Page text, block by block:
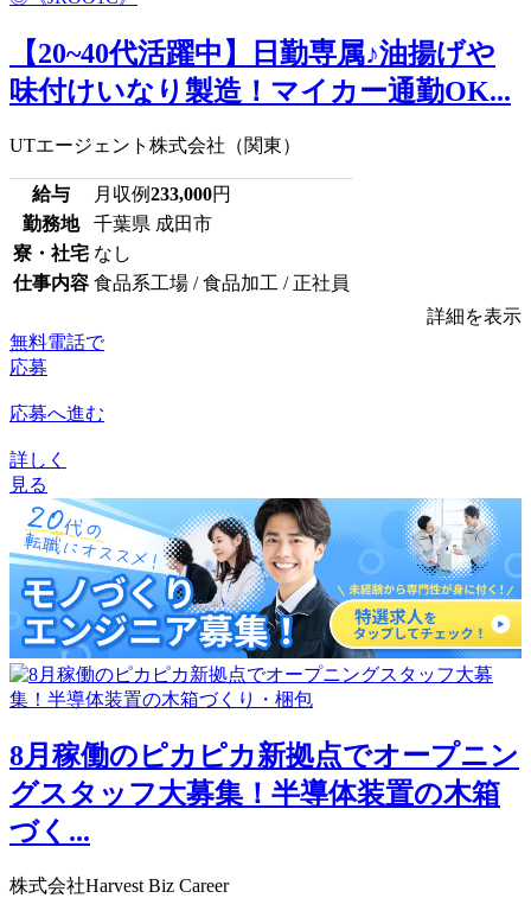
【20~40代活躍中】日勤専属♪油揚げや
味付けいなり製造！マイカー通勤OK...
UTエージェント株式会社（関東）
給与 月収例233,000円
勤務地
千葉県 成田市
寮・社宅 なし
仕事内容 食品系工場 / 食品加工 / 正社員
詳細を表示
無料電話で
応募
応募へ進む
詳しく
見る
8月稼働のピカピカ新拠点でオープニン
グスタッフ大募集！半導体装置の木箱
づく...
株式会社Harvest Biz Career